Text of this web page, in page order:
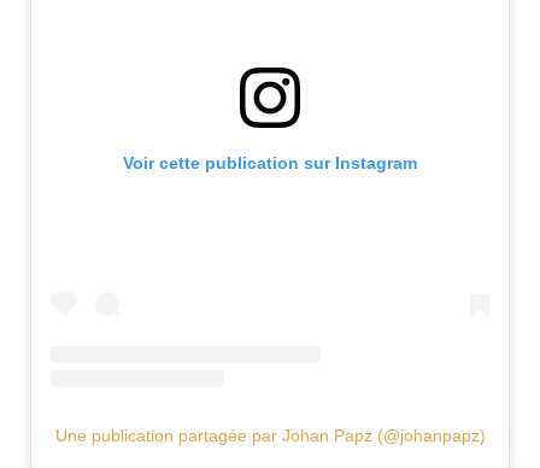
Voir cette publication sur Instagram
Une publication partagée par Johan Papz (@johanpapz)